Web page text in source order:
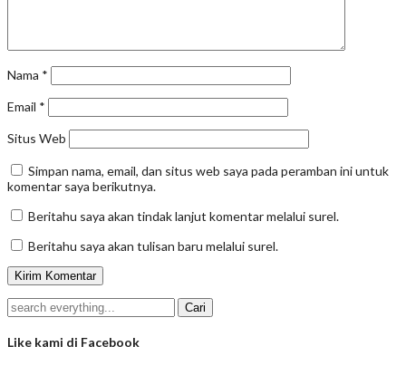
Nama *
Email *
Situs Web
Simpan nama, email, dan situs web saya pada peramban ini untuk
komentar saya berikutnya.
Beritahu saya akan tindak lanjut komentar melalui surel.
Beritahu saya akan tulisan baru melalui surel.
Like kami di Facebook